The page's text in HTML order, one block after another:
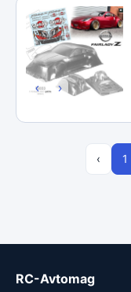
‹ ›
‹ 1
RC-Avtomag